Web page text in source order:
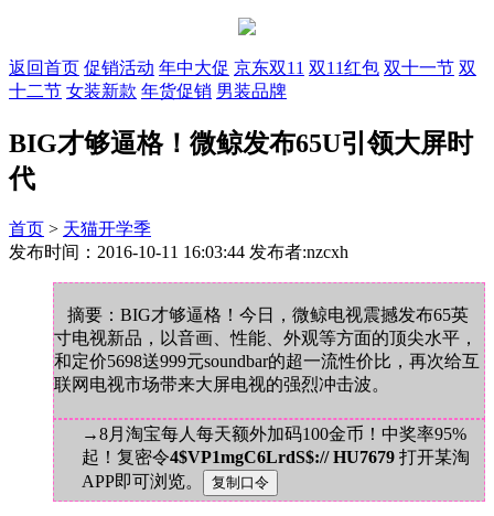
返回首页 促销活动 年中大促 京东双11 双11红包 双十一节 双
十二节 女装新款 年货促销 男装品牌
BIG才够逼格！微鲸发布65U引领大屏时
代
首页 > 天猫开学季
发布时间：2016-10-11 16:03:44 发布者:nzcxh
摘要：BIG才够逼格！今日，微鲸电视震撼发布65英
寸电视新品，以音画、性能、外观等方面的顶尖水平，
和定价5698送999元soundbar的超一流性价比，再次给互
联网电视市场带来大屏电视的强烈冲击波。
→8月淘宝每人每天额外加码100金币！中奖率95%
起！复密令4$VP1mgC6LrdS$:// HU7679 打开某淘
APP即可浏览。